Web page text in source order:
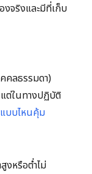
จริงและมีที่เก็บ
คลธรรมดา)
แต่ในทางปฏิบัติ
บบไหนคุ้ม
งหรือต่ำไม่